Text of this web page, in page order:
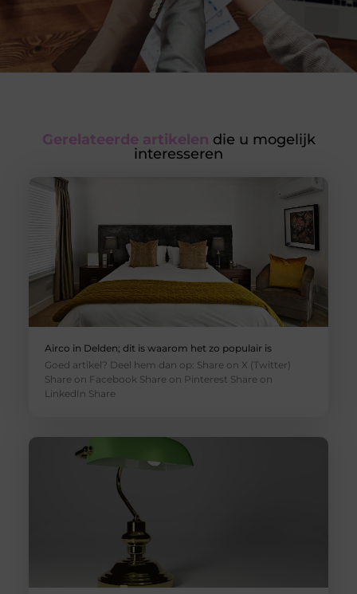
Gerelateerde artikelen die u mogelijk
interesseren
Airco in Delden; dit is waarom het zo populair is
Goed artikel? Deel hem dan op: Share on X (Twitter)
Share on Facebook Share on Pinterest Share on
LinkedIn Share